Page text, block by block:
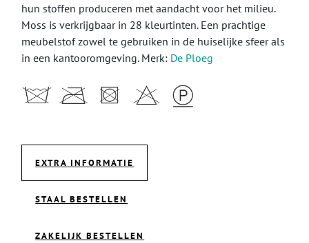
hun stoffen produceren met aandacht voor het milieu.
Moss is verkrijgbaar in 28 kleurtinten. Een prachtige
meubelstof zowel te gebruiken in de huiselijke sfeer als
in een kantooromgeving. Merk: De Ploeg
EXTRA INFORMATIE
STAAL BESTELLEN
ZAKELIJK BESTELLEN